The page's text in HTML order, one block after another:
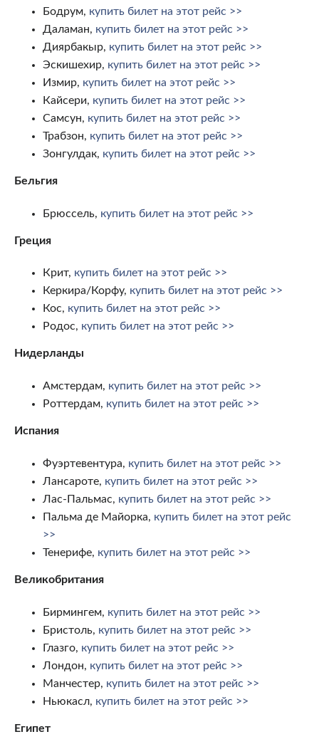
Бодрум, купить билет на этот рейс >>
Даламан, купить билет на этот рейс >>
Диярбакыр, купить билет на этот рейс >>
Эскишехир, купить билет на этот рейс >>
Измир, купить билет на этот рейс >>
Кайсери, купить билет на этот рейс >>
Самсун, купить билет на этот рейс >>
Трабзон, купить билет на этот рейс >>
Зонгулдак, купить билет на этот рейс >>
Бельгия
Брюссель, купить билет на этот рейс >>
Греция
Крит, купить билет на этот рейс >>
Керкира/Корфу, купить билет на этот рейс >>
Кос, купить билет на этот рейс >>
Родос, купить билет на этот рейс >>
Нидерланды
Амстердам, купить билет на этот рейс >>
Роттердам, купить билет на этот рейс >>
Испания
Фуэртевентура, купить билет на этот рейс >>
Лансароте, купить билет на этот рейс >>
Лас-Пальмас, купить билет на этот рейс >>
Пальма де Майорка, купить билет на этот рейс
>>
Тенерифе, купить билет на этот рейс >>
Великобритания
Бирмингем, купить билет на этот рейс >>
Бристоль, купить билет на этот рейс >>
Глазго, купить билет на этот рейс >>
Лондон, купить билет на этот рейс >>
Манчестер, купить билет на этот рейс >>
Ньюкасл, купить билет на этот рейс >>
Египет